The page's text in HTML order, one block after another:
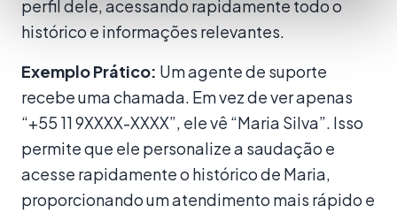
perfil dele, acessando rapidamente todo o
histórico e informações relevantes.
Exemplo Prático: Um agente de suporte
recebe uma chamada. Em vez de ver apenas
“+55 11 9XXXX-XXXX”, ele vê “Maria Silva”. Isso
permite que ele personalize a saudação e
acesse rapidamente o histórico de Maria,
proporcionando um atendimento mais rápido e